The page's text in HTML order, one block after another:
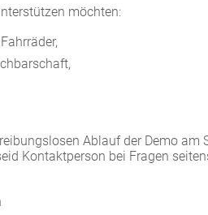
möchten:
Ablauf der Demo am
Kontaktperson bei Fragen